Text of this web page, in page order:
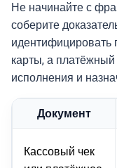
Не начинайте с
соберите
идентифицировать
карты, а платёжный
исполнения и
Документ
Кассовый чек